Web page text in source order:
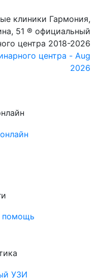
клиники Гармония,
51 ® официальный
центра 2018-2026
центра - Aug
2026